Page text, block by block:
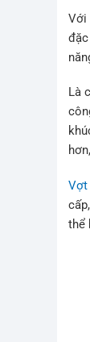
Với
Là
Vợt
thể